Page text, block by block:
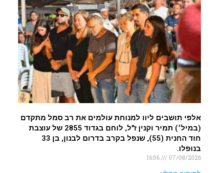
איציק נועם מייסד מקומו ערב ערב נפטר
אלפי תושבים ליוו למנוחת עולמים את רב סמל מתקדם
(במיל׳) תמיר וקנין ז"ל, לוחם בגדוד 2855 של עוצבת
חוד החנית (55), שנפל בקרב בדרום לבנון, בן 33
בנופלו.
07/08/2026
16:06